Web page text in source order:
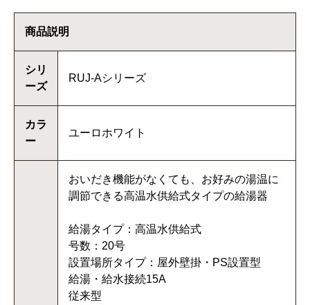
商品説明
シリ
ーズ
RUJ-Aシリーズ
カラ
ー
ユーロホワイト
おいだき機能がなくても、お好みの湯温に
調節できる高温水供給式タイプの給湯器
給湯タイプ：高温水供給式
号数：20号
設置場所タイプ：屋外壁掛・PS設置型
給湯・給水接続15A
従来型